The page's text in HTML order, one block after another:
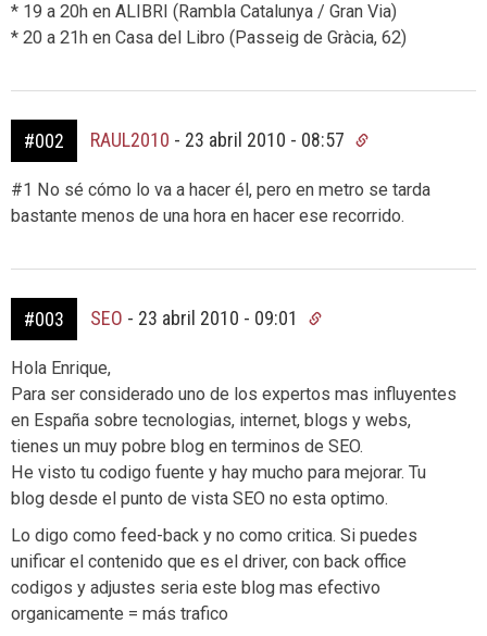
* 19 a 20h en ALIBRI (Rambla Catalunya / Gran Via)
* 20 a 21h en Casa del Libro (Passeig de Gràcia, 62)
#002 RAUL2010 - 23 abril 2010 - 08:57
#1 No sé cómo lo va a hacer él, pero en metro se tarda
bastante menos de una hora en hacer ese recorrido.
#003 SEO - 23 abril 2010 - 09:01
Hola Enrique,
Para ser considerado uno de los expertos mas influyentes
en España sobre tecnologias, internet, blogs y webs,
tienes un muy pobre blog en terminos de SEO.
He visto tu codigo fuente y hay mucho para mejorar. Tu
blog desde el punto de vista SEO no esta optimo.
Lo digo como feed-back y no como critica. Si puedes
unificar el contenido que es el driver, con back office
codigos y adjustes seria este blog mas efectivo
organicamente = más trafico